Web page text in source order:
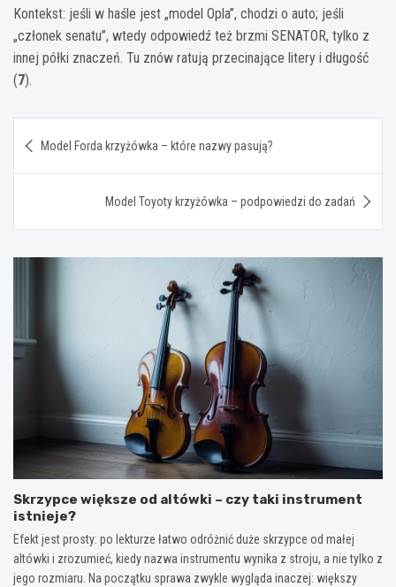
Kontekst: jeśli w haśle jest „model Opla”, chodzi o auto; jeśli
„członek senatu”, wtedy odpowiedź też brzmi SENATOR, tylko z
innej półki znaczeń. Tu znów ratują przecinające litery i długość
(7).
wpisu
Model Forda krzyżówka – które nazwy pasują?
Model Toyoty krzyżówka – podpowiedzi do zadań
Skrzypce większe od altówki – czy taki instrument
istnieje?
Efekt jest prosty: po lekturze łatwo odróżnić duże skrzypce od małej
altówki i zrozumieć, kiedy nazwa instrumentu wynika z stroju, a nie tylko z
jego rozmiaru. Na początku sprawa zwykle wygląda inaczej: większy